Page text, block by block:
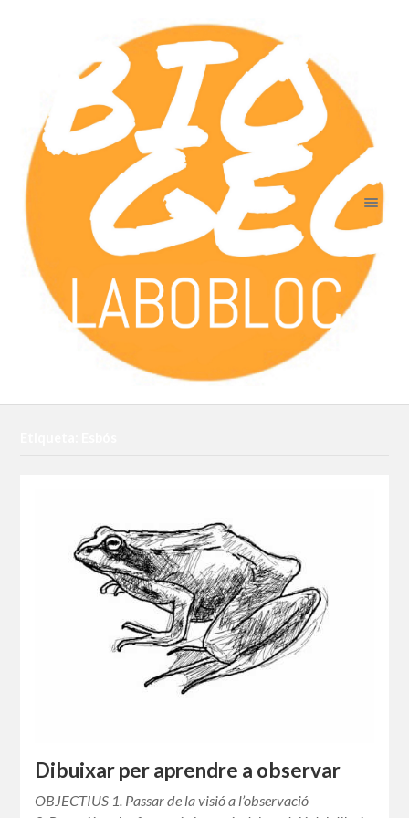
Dibuixar per aprendre a observar
OBJECTIUS 1. Passar de la visió a l’observació